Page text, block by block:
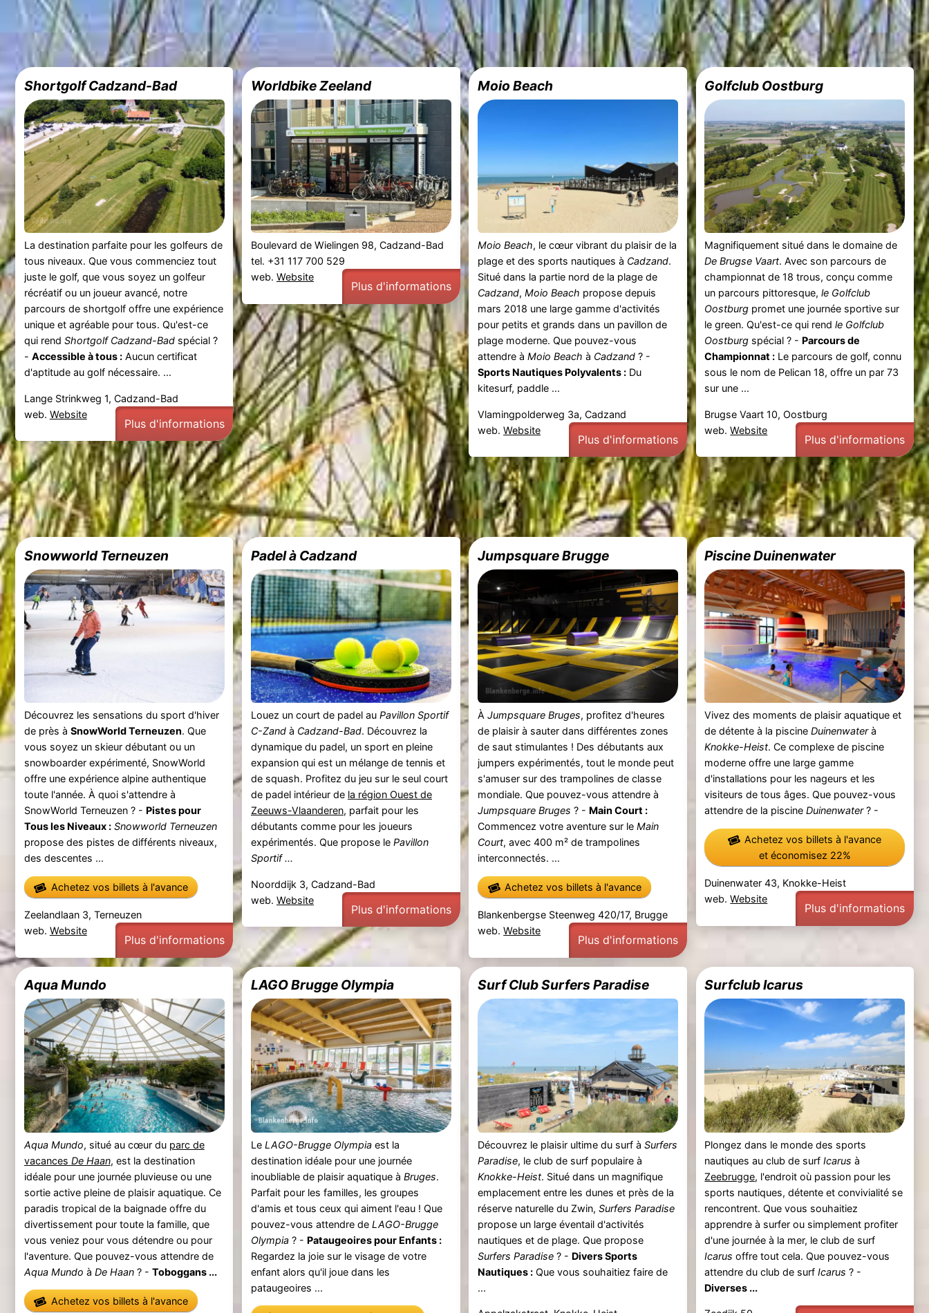
Shortgolf Cadzand-Bad
La destination parfaite pour les golfeurs de
tous niveaux. Que vous commenciez tout
juste le golf, que vous soyez un golfeur
récréatif ou un joueur avancé, notre
parcours de shortgolf offre une expérience
unique et agréable pour tous. Qu'est-ce
qui rend Shortgolf Cadzand-Badspécial ?
- Accessible à tous :Aucun certificat
d'aptitude au golf nécessaire. ...
Lange Strinkweg 1, Cadzand-Bad
web. Website
Plus d'informations
Worldbike Zeeland
Boulevard de Wielingen 98, Cadzand-Bad
tel. +31 117 700 529
web. Website
Plus d'informations
Moio Beach
Moio Beach, le cœur vibrant du plaisir de la
plage et des sports nautiques à Cadzand.
Situé dans la partie nord de la plage de
Cadzand,Moio Beach propose depuis
mars 2018 une large gamme d'activités
pour petits et grands dans un pavillon de
plage moderne. Que pouvez-vous
attendre àMoio Beach à Cadzand ? -
Sports Nautiques Polyvalents : Du
kitesurf, paddle ...
Vlamingpolderweg 3a, Cadzand
web.Website
Plus d'informations
Golfclub Oostburg
Magnifiquement situé dans le domaine de
De Brugse Vaart. Avec son parcours de
championnat de 18 trous, conçu comme
un parcours pittoresque,le Golfclub
Oostburg promet une journée sportive sur
le green. Qu'est-ce qui rendle Golfclub
Oostburg spécial ? - Parcours de
Championnat : Le parcours de golf, connu
sous le nom de Pelican 18, offre un par 73
sur une ...
Brugse Vaart 10, Oostburg
web.Website
Plus d'informations
Snowworld Terneuzen
Découvrez les sensations du sport d'hiver
de près à SnowWorld Terneuzen. Que
vous soyez un skieur débutant ou un
snowboarder expérimenté, SnowWorld
offre une expérience alpine authentique
toute l'année. À quoi s'attendre à
SnowWorld Terneuzen ? - Pistes pour
Tous les Niveaux : Snowworld Terneuzen
propose des pistes de différents niveaux,
des descentes ...
Achetez vos billets à l'avance
Zeelandlaan 3, Terneuzen
web. Website
Plus d'informations
Padel à Cadzand
Louez un court de padel au Pavillon Sportif
C-Zandà Cadzand-Bad. Découvrez la
dynamique du padel, un sport en pleine
expansion qui est un mélange de tennis et
de squash. Profitez du jeu sur le seul court
de padel intérieur de la région Ouest de
Zeeuws-Vlaanderen, parfait pour les
débutants comme pour les joueurs
expérimentés. Que propose le Pavillon
Sportif ...
Noorddijk 3, Cadzand-Bad
web. Website
Plus d'informations
Jumpsquare Brugge
ÀJumpsquare Bruges, profitez d'heures
de plaisir à sauter dans différentes zones
de saut stimulantes ! Des débutants aux
jumpers expérimentés, tout le monde peut
s'amuser sur des trampolines de classe
mondiale. Que pouvez-vous attendre à
Jumpsquare Bruges ? - Main Court :
Commencez votre aventure sur leMain
Court, avec 400 m² de trampolines
interconnectés. ...
Achetez vos billets à l'avance
Blankenbergse Steenweg 420/17, Brugge
web.Website
Plus d'informations
Piscine Duinenwater
Vivez des moments de plaisir aquatique et
de détente à la piscineDuinenwaterà
Knokke-Heist. Ce complexe de piscine
moderne offre une large gamme
d'installations pour les nageurs et les
visiteurs de tous âges. Que pouvez-vous
attendre de la piscineDuinenwater? -
Achetez vos billets à l'avance
et économisez 22%
Duinenwater 43, Knokke-Heist
web.Website
Plus d'informations
Aqua Mundo
Aqua Mundo, situé au cœur du parc de
vacances De Haan, est la destination
idéale pour une journée pluvieuse ou une
sortie active pleine de plaisir aquatique. Ce
paradis tropical de la baignade offre du
divertissement pour toute la famille, que
vous veniez pour vous détendre ou pour
l'aventure. Que pouvez-vous attendre de
Aqua Mundo à De Haan? - Toboggans ...
Achetez vos billets à l'avance
LAGO Brugge Olympia
Le LAGO-Brugge Olympiaest la
destination idéale pour une journée
inoubliable de plaisir aquatique à Bruges.
Parfait pour les familles, les groupes
d'amis et tous ceux qui aiment l'eau ! Que
pouvez-vous attendre de LAGO-Brugge
Olympia? - Pataugeoires pour Enfants :
Regardez la joie sur le visage de votre
enfant alors qu'il joue dans les
pataugeoires ...
Surf Club Surfers Paradise
Découvrez le plaisir ultime du surf àSurfers
Paradise, le club de surf populaire à
Knokke-Heist. Situé dans un magnifique
emplacement entre les dunes et près de la
réserve naturelle du Zwin,Surfers Paradise
propose un large éventail d'activités
nautiques et de plage. Que propose
Surfers Paradise ? - Divers Sports
Nautiques : Que vous souhaitiez faire de
...
Surfclub Icarus
Plongez dans le monde des sports
nautiques au club de surfIcarus à
Zeebrugge, l'endroit où passion pour les
sports nautiques, détente et convivialité se
rencontrent. Que vous souhaitiez
apprendre à surfer ou simplement profiter
d'une journée à la mer, le club de surf
Icarus offre tout cela. Que pouvez-vous
attendre du club de surfIcarus ? -
Diverses ...